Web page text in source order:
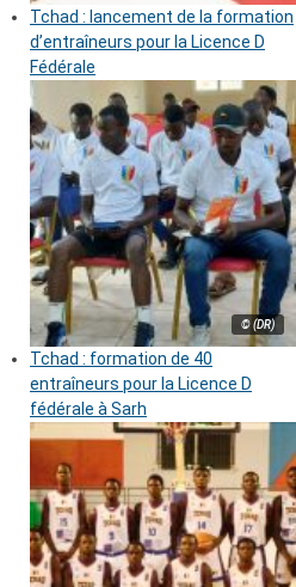
Tchad : lancement de la formation
d’entraîneurs pour la Licence D
Fédérale
© (DR)
Tchad : formation de 40
entraîneurs pour la Licence D
fédérale à Sarh